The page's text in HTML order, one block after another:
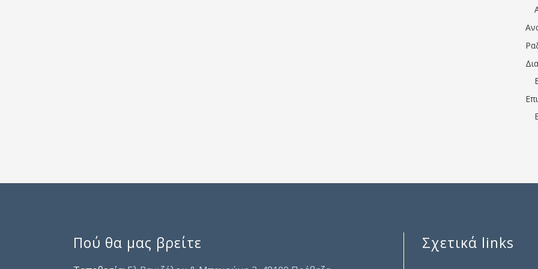
Πού θα μας βρείτε Σχετικά links